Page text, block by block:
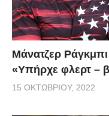
Μάνατζερ
«Υπήρχε φλερτ –
15 ΟΚΤΩΒΡΊΟΥ, 2022